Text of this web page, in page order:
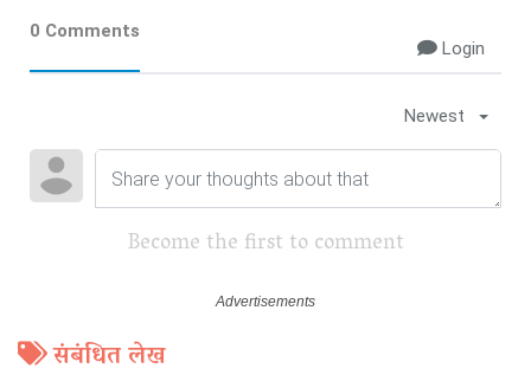
0 Comments
Login
Newest
Become the first to comment
संबंधित लेख